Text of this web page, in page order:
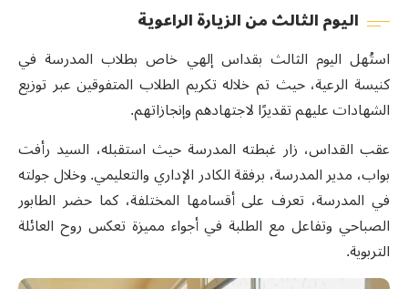
اليوم الثالث من الزيارة الراعوية
استُهل اليوم الثالث بقداس إلهي خاص بطلاب المدرسة في
كنيسة الرعية، حيث تم خلاله تكريم الطلاب المتفوقين عبر توزيع
الشهادات عليهم تقديرًا لاجتهادهم وإنجازاتهم.
عقب القداس، زار غبطته المدرسة حيث استقبله، السيد رأفت
بواب، مدير المدرسة، برفقة الكادر الإداري والتعليمي. وخلال جولته
في المدرسة، تعرف على أقسامها المختلفة، كما حضر الطابور
الصباحي وتفاعل مع الطلبة في أجواء مميزة تعكس روح العائلة
التربوية.